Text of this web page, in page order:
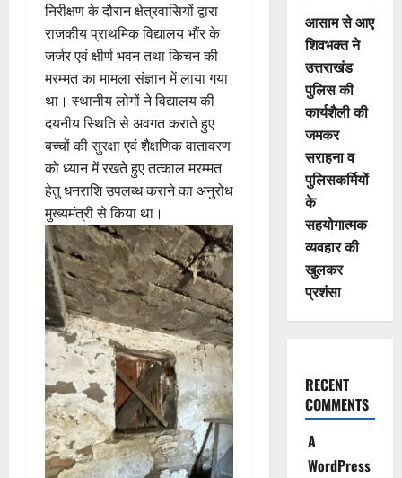
निरीक्षण के दौरान क्षेत्रवासियों द्वारा
राजकीय प्राथमिक विद्यालय भौंर के
जर्जर एवं क्षीर्ण भवन तथा किचन की
मरम्मत का मामला संज्ञान में लाया गया
था। स्थानीय लोगों ने विद्यालय की
दयनीय स्थिति से अवगत कराते हुए
बच्चों की सुरक्षा एवं शैक्षणिक वातावरण
को ध्यान में रखते हुए तत्काल मरम्मत
हेतु धनराशि उपलब्ध कराने का अनुरोध
मुख्यमंत्री से किया था।
आसाम से आए
शिवभक्त ने
उत्तराखंड
पुलिस की
कार्यशैली की
जमकर
सराहना व
पुलिसकर्मियों
के
सहयोगात्मक
व्यवहार की
खुलकर
प्रशंसा
RECENT
COMMENTS
A
WordPress